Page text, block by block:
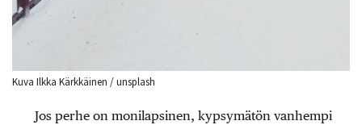
Kuva Ilkka Kärkkäinen / unsplash
Jos perhe on monilapsinen, kypsymätön vanhempi